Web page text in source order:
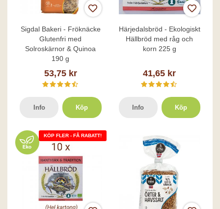
Sigdal Bakeri - Fröknäcke
Glutenfri med
Solroskärnor & Quinoa
190 g
53,75 kr
Info Köp
Härjedalsbröd - Ekologiskt
Hällbröd med råg och
korn 225 g
41,65 kr
Info Köp
KÖP FLER - FÅ RABATT!